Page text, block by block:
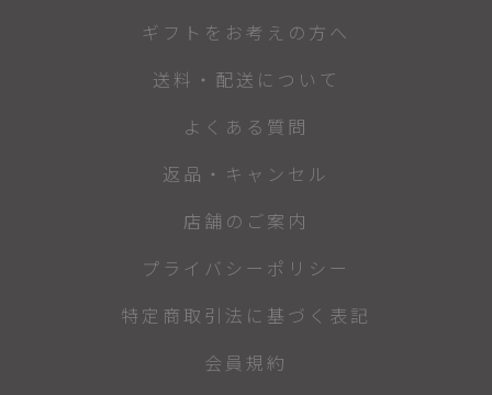
ギフトをお考えの方へ
送料・配送について
よくある質問
返品・キャンセル
店舗のご案内
プライバシーポリシー
特定商取引法に基づく表記
会員規約